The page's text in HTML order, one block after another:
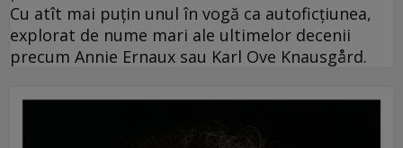
Cu atît mai puțin unul în vogă ca autoficțiunea,
explorat de nume mari ale ultimelor decenii
precum Annie Ernaux sau Karl Ove Knausgård.